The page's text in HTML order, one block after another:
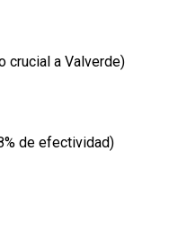
crucial a Valverde)
de efectividad)